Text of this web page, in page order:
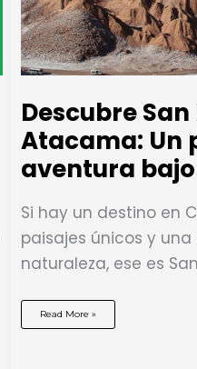
Descubre
Atacama: Un
aventura
Si hay un destino en
paisajes únicos y
naturaleza, ese es
Descubre
Pedro
Read More »